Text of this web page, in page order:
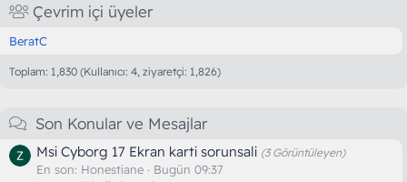
Çevrim içi üyeler
BeratC
Toplam: 1,830 (Kullanıcı: 4, ziyaretçi: 1,826)
Son Konular ve Mesajlar
Msi Cyborg 17 Ekran karti sorunsali (3 Görüntüleyen)
En son: Honestiane
Bugün 09:37